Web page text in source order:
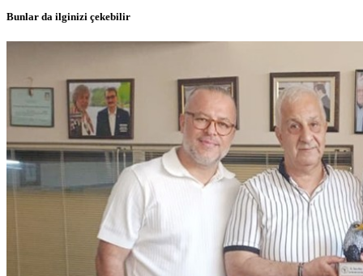
Bunlar da ilginizi çekebilir